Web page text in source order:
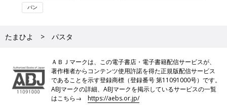
パン
たまひよ パスタ
ＡＢＪマークは、この電子書店・電子書籍配信サービスが、
著作権者からコンテンツ使用許諾を得た正規版配信サービス
であることを示す登録商標（登録番号 第11091000号）です。
ABJマークの詳細、ABJマークを掲示しているサービスの一覧
はこちら→https://aebs.or.jp/